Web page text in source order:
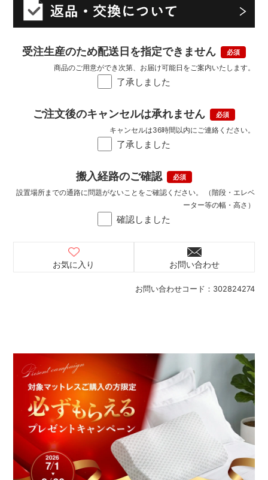
お問い合わせコード： 302824274
受注生産のため配送日を指定できません
了承しました
商品のご用意ができ次第、お届け可能日をご案内いたします。
ご注文後のキャンセルは承れません
了承しました
キャンセルは36時間以内にご連絡ください。
搬入経路のご確認
確認しました
設置場所までの通路に問題がないことをご確認ください。 （階段・エレベ
ーター等の幅・高さ）
お気に入り お問い合わせ